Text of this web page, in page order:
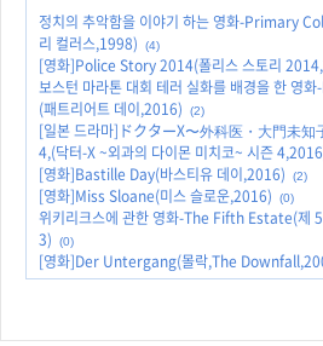
정치의 추악함을 이야기 하는 영화-Primary
리 컬러스,1998)
(4)
[영화]Police Story 2014(폴리스 스토리
보스턴 마라톤 대회 테러 실화를 배경을 한 영
(패트리어트 데이,2016)
(2)
[일본 드라마]ドクターX〜外科医・大門未知
4,(닥터-X ~외과의 다이몬 미치코~ 시즌
[영화]Bastille Day(바스티유 데이,2016) (2)
[영화]Miss Sloane(미스 슬로운,2016) (0)
위키리크스에 관한 영화-The Fifth Estate(제
3)
(0)
[영화]Der Untergang(몰락,The